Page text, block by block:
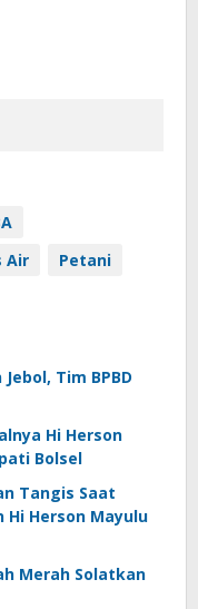
Air
Petani
Tim BPBD
Hi Herson
Bolsel
Tangis Saat
Hi Herson Mayulu
Merah Solatkan